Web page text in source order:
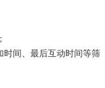
时间、最后互动时间等筛